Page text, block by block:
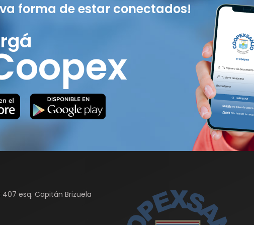
forma de estar conectados!
esq. Capitán Brizuela